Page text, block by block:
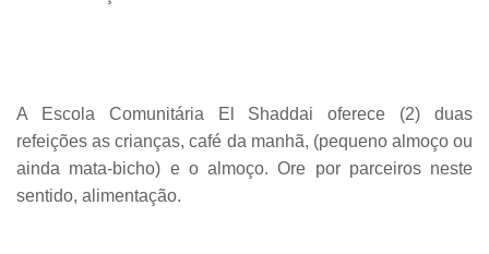
A Escola Comunitária El Shaddai oferece (2) duas
refeições as crianças, café da manhã, (pequeno almoço ou
ainda mata-bicho) e o almoço. Ore por parceiros neste
sentido, alimentação.